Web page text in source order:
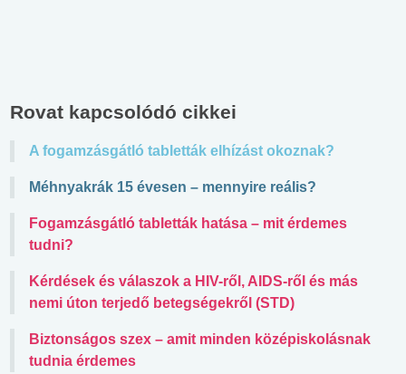
Rovat kapcsolódó cikkei
A fogamzásgátló tabletták elhízást okoznak?
Méhnyakrák 15 évesen – mennyire reális?
Fogamzásgátló tabletták hatása – mit érdemes
tudni?
Kérdések és válaszok a HIV-ről, AIDS-ről és más
nemi úton terjedő betegségekről (STD)
Biztonságos szex – amit minden középiskolásnak
tudnia érdemes